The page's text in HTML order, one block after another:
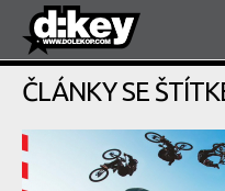
ČLÁNKY SE